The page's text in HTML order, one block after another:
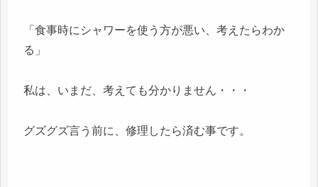
「食事時にシャワーを使う方が悪い、考えたらわか
る」
私は、いまだ、考えても分かりません・・・
グズグズ言う前に、修理したら済む事です。